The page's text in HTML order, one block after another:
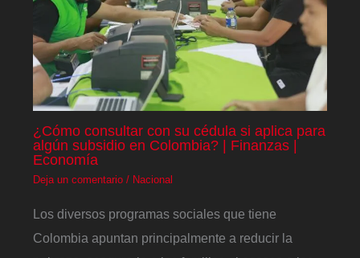
¿Cómo consultar con su cédula si aplica para
algún subsidio en Colombia? | Finanzas |
Economía
Deja un comentario / Nacional
Los diversos programas sociales que tiene
Colombia apuntan principalmente a reducir la